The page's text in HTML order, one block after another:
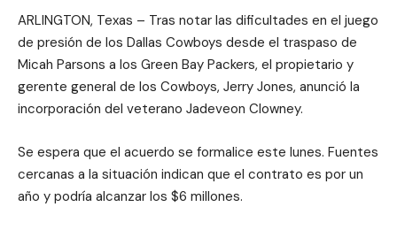
ARLINGTON, Texas – Tras notar las dificultades en el juego
de presión de los Dallas Cowboys desde el traspaso de
Micah Parsons a los Green Bay Packers, el propietario y
gerente general de los Cowboys, Jerry Jones, anunció la
incorporación del veterano Jadeveon Clowney.
Se espera que el acuerdo se formalice este lunes. Fuentes
cercanas a la situación indican que el contrato es por un
año y podría alcanzar los $6 millones.